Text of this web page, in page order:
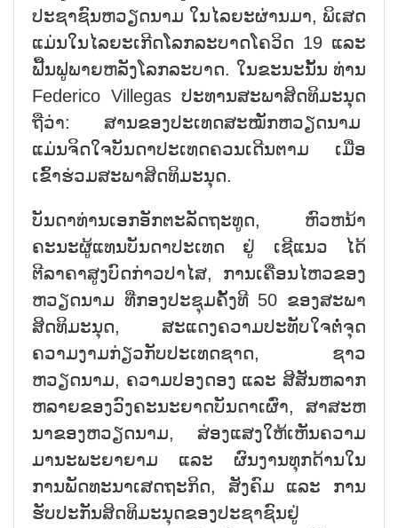
ປະຊາຊົນຫວຽດນາມ ໃນໄລຍະຜ່ານມາ, ພິເສດ
ແມ່ນໃນໄລຍະເກີດໂລກລະບາດໂຄວິດ 19 ແລະ
ຟື້ນຟູພາຍຫລັງໂລກລະບາດ. ໃນຂະນະນັ້ນ ທ່ານ
Federico Villegas ປະທານສະພາສິດທິມະນຸດ
ຖືວ່າ: ສານຂອງປະເທດສະໝັກຫວຽດນາມ
ແມ່ນຈິດໃຈບັນດາປະເທດຄວນເດີນຕາມ ເມື່ອ
ເຂົ້າຮ່ວມສະພາສິດທິມະນຸດ.
ບັນດາທ່ານເອກອັກຕະລັດຖະທູດ, ຫົວຫນ້າ
ຄະນະຜູ້ແທນບັນດາປະເທດ ຢູ່ ເຊີແນວ ໄດ້
ຕີລາຄາສູງບົດກ່າວປາໄສ, ການເຄື່ອນໄຫວຂອງ
ຫວຽດນາມ ທີ່ກອງປະຊຸມຄັ້ງທີ 50 ຂອງສະພາ
ສິດທິມະນຸດ, ສະແດງຄວາມປະທັບໃຈຕໍ່ຈຸດ
ຄວາມງາມກ່ຽວກັບປະເທດຊາດ, ຊາວ
ຫວຽດນາມ, ຄວາມປອງດອງ ແລະ ສີສັນຫລາກ
ຫລາຍຂອງວົງຄະນະຍາດບັນດາເຜົ່າ, ສາສະຫ
ນາຂອງຫວຽດນາມ, ສ່ອງແສງໃຫ້ເຫັນຄວາມ
ມານະພະຍາຍາມ ແລະ ຜົນງານທຸກດ້ານໃນ
ການພັດທະນາເສດຖະກິດ, ສັງຄົມ ແລະ ການ
ຮັບປະກັນສິດທິມະນຸດຂອງປະຊາຊົນຢູ່